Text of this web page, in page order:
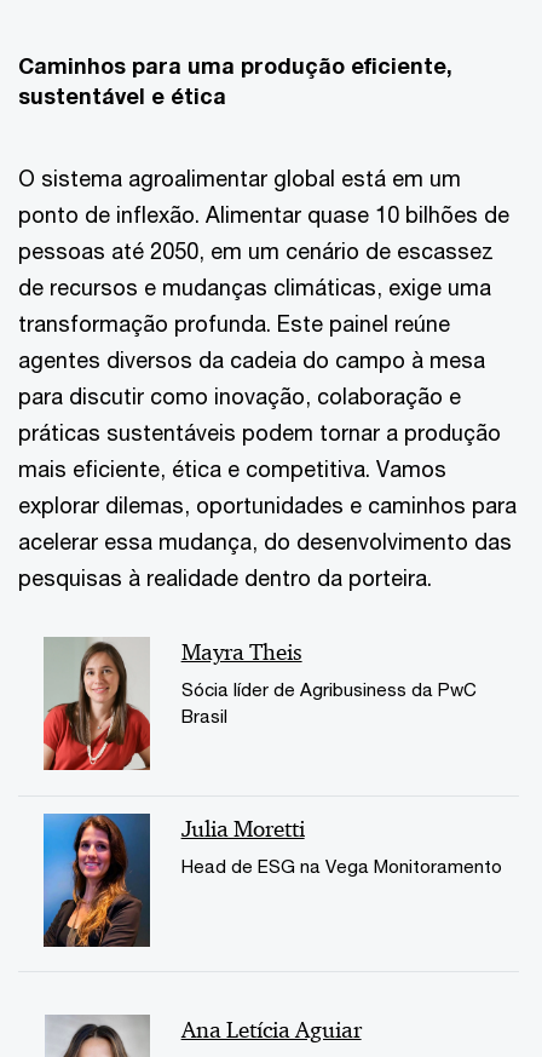
Caminhos para uma produção eficiente,
sustentável e ética
O sistema agroalimentar global está em um
ponto de inflexão. Alimentar quase 10 bilhões de
pessoas até 2050, em um cenário de escassez
de recursos e mudanças climáticas, exige uma
transformação profunda. Este painel reúne
agentes diversos da cadeia do campo à mesa
para discutir como inovação, colaboração e
práticas sustentáveis podem tornar a produção
mais eficiente, ética e competitiva. Vamos
explorar dilemas, oportunidades e caminhos para
acelerar essa mudança, do desenvolvimento das
pesquisas à realidade dentro da porteira.
Mayra Theis
Sócia líder de Agribusiness da PwC
Brasil
Julia Moretti
Head de ESG na Vega Monitoramento
Ana Letícia Aguiar